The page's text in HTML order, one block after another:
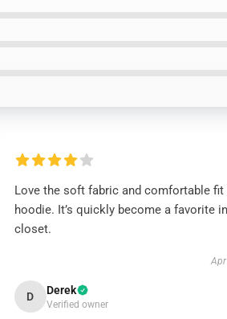
Love the soft fabric and comfortable
hoodie. It’s quickly become a favorite
closet.
D Derek
Verified owner